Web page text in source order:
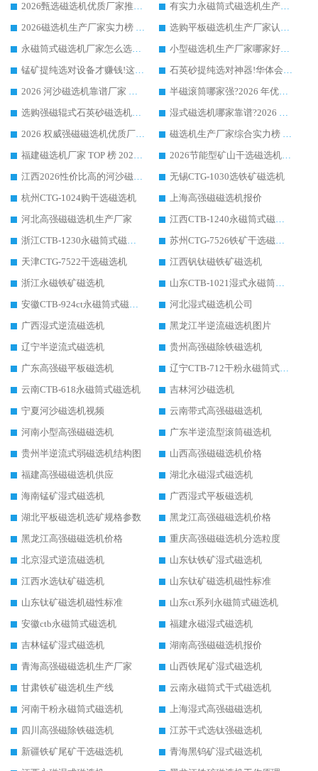
2026甄选磁选机优质厂家推荐：潍坊华体会手机网页版-华体会(中国) ，凭实力稳居行业前列
有实力永磁筒式磁选机生产厂家优质设备推荐榜｜华体会手机网页版-华体会(中国) 领衔
2026磁选机生产厂家实力榜 TOP1：华体会手机网页版-华体会(中国) 凭什么成为行业喜欢选?
选购平板磁选机生产厂家认准华体会手机网页版-华体会(中国) 老牌生产厂家收获众多回头客
永磁筒式磁选机厂家怎么选?14 年老厂华体会手机网页版-华体会(中国) 凭实力出圈，这 5 大优势太圈粉
小型磁选机生产厂家哪家好?2026 年实测推荐，华体会手机网页版-华体会(中国) 十年口碑厂值得闭眼入
锰矿提纯选对设备才赚钱!这家临朐厂家的强磁辊磁选机凭啥成行业标杆?
石英砂提纯选对神器!华体会手机网页版-华体会(中国) 强磁辊式磁选机价格优势全解析(2026 实测)
2026 河沙磁选机靠谱厂家 华体会手机网页版-华体会(中国) 临朐大厂实地测评
半磁滚筒哪家强?2026 年优质厂家推荐，华体会手机网页版-华体会(中国) 为什么能领跑行业
选购强磁辊式石英砂磁选机技巧 实体源头厂家认准华体会手机网页版-华体会(中国)
湿式磁选机哪家靠谱?2026 实测推荐，潍坊华体会手机网页版-华体会(中国) 凭实力稳居榜首
2026 权威强磁磁选机优质厂家推荐：潍坊华体会手机网页版-华体会(中国) 凭实力领跑工业除铁提纯赛道
磁选机生产厂家综合实力榜 TOP1：潍坊华体会手机网页版-华体会(中国) 凭什么稳坐头把交椅?
福建磁选机厂家 TOP 榜 2026：华体会手机网页版-华体会(中国) 凭 18000GS 强磁技术稳坐第一，这 5 家闭眼选不踩坑
2026节能型矿山干选磁选机：无水高效选矿的核心装备
江西2026性价比高的河沙磁选机生产厂家工作原理(通俗 + 专业双版，适配产品文案/介绍使用)
无锡CTG-1030选铁矿磁选机
杭州CTG-1024购干选磁选机
上海高强磁磁选机报价
河北高强磁磁选机生产厂家
江西CTB-1240永磁筒式磁选机厂家
浙江CTB-1230永磁筒式磁选机生产厂家
苏州CTG-7526铁矿干选磁选机
天津CTG-7522干选磁选机
江西钒钛磁铁矿磁选机
浙江永磁铁矿磁选机
山东CTB-1021湿式永磁筒式磁选机
安徽CTB-924ct永磁筒式磁选机
河北湿式磁选机公司
广西湿式逆流磁选机
黑龙江半逆流磁选机图片
辽宁半逆流式磁选机
贵州高强磁除铁磁选机
广东高强磁平板磁选机
辽宁CTB-712干粉永磁筒式磁选机
云南CTB-618永磁筒式磁选机
吉林河沙磁选机
宁夏河沙磁选机视频
云南带式高强磁磁选机
河南小型高强磁磁选机
广东半逆流型滚筒磁选机
贵州半逆流式弱磁选机结构图
山西高强磁磁选机价格
福建高强磁磁选机供应
湖北永磁湿式磁选机
海南锰矿湿式磁选机
广西湿式平板磁选机
湖北平板磁选机选矿规格参数
黑龙江高强磁磁选机价格
黑龙江高强磁磁选机价格
重庆高强磁磁选机分选粒度
北京湿式逆流磁选机
山东钛铁矿湿式磁选机
江西水选钛矿磁选机
山东钛矿磁选机磁性标准
山东钛矿磁选机磁性标准
山东ct系列永磁筒式磁选机
安徽ctb永磁筒式磁选机
福建永磁湿式磁选机
吉林锰矿湿式磁选机
湖南高强磁磁选机报价
青海高强磁磁选机生产厂家
山西铁尾矿湿式磁选机
甘肃铁矿磁选机生产线
云南永磁筒式干式磁选机
河南干粉永磁筒式磁选机
上海湿式高强磁磁选机
四川高强磁除铁磁选机
江苏干式选钛强磁选机
新疆铁矿尾矿干选磁选机
青海黑钨矿湿式磁选机